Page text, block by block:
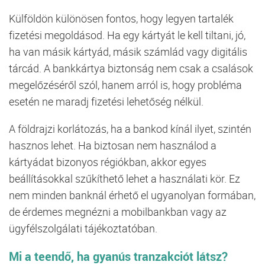
Külföldön különösen fontos, hogy legyen tartalék
fizetési megoldásod. Ha egy kártyát le kell tiltani, jó,
ha van másik kártyád, másik számlád vagy digitális
tárcád. A bankkártya biztonság nem csak a csalások
megelőzéséről szól, hanem arról is, hogy probléma
esetén ne maradj fizetési lehetőség nélkül.
A földrajzi korlátozás, ha a bankod kínál ilyet, szintén
hasznos lehet. Ha biztosan nem használod a
kártyádat bizonyos régiókban, akkor egyes
beállításokkal szűkíthető lehet a használati kör. Ez
nem minden banknál érhető el ugyanolyan formában,
de érdemes megnézni a mobilbankban vagy az
ügyfélszolgálati tájékoztatóban.
Mi a teendő, ha gyanús tranzakciót látsz?